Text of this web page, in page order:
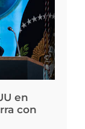
en
con